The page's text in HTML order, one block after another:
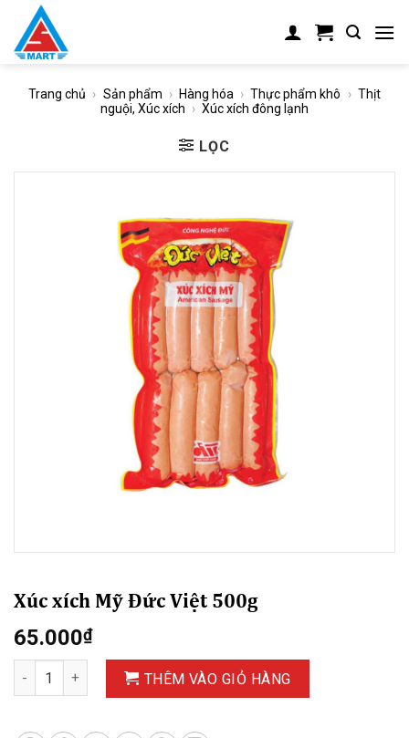
content
Trang chủ › Sản phẩm › Hàng hóa › Thực phẩm khô › Thịt
nguội, Xúc xích › Xúc xích đông lạnh
LỌC
Xúc xích Mỹ Đức Việt 500g
65.000₫
Xúc xích Mỹ Đức Việt 500g số lượng
THÊM VÀO GIỎ HÀNG